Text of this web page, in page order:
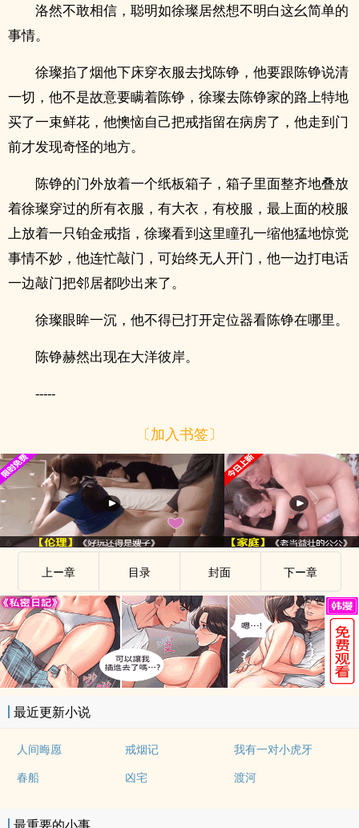
洛然不敢相信，聪明如徐璨居然想不明白这幺简单的
事情。
徐璨掐了烟他下床穿衣服去找陈铮，他要跟陈铮说清
一切，他不是故意要瞒着陈铮，徐璨去陈铮家的路上特地
买了一束鲜花，他懊恼自己把戒指留在病房了，他走到门
前才发现奇怪的地方。
陈铮的门外放着一个纸板箱子，箱子里面整齐地叠放
着徐璨穿过的所有衣服，有大衣，有校服，最上面的校服
上放着一只铂金戒指，徐璨看到这里瞳孔一缩他猛地惊觉
事情不妙，他连忙敲门，可始终无人开门，他一边打电话
一边敲门把邻居都吵出来了。
徐璨眼眸一沉，他不得已打开定位器看陈铮在哪里。
陈铮赫然出现在大洋彼岸。
-----
〔加入书签〕
上ー章 目录 封面 下ー章
最近更新小说
人间晦愿 戒烟记
我有一对小虎牙
春船
凶宅 渡河